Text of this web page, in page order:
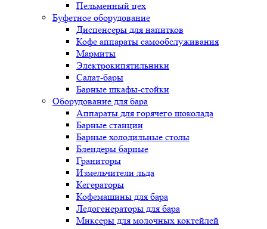
Пельменный цех
Буфетное оборудование
Диспенсеры для напитков
Кофе аппараты самообслуживания
Мармиты
Электрокипятильники
Cалат-бары
Барные шкафы-стойки
Оборудование для бара
Аппараты для горячего шоколада
Барные станции
Барные холодильные столы
Блендеры барные
Граниторы
Измельчители льда
Кегераторы
Кофемашины для бара
Ледогенераторы для бара
Миксеры для молочных коктейлей